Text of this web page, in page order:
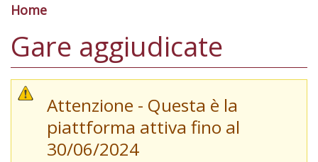
Tu sei qui
Home
Gare aggiudicate
Attenzione - Questa è la
piattforma attiva fino al
30/06/2024